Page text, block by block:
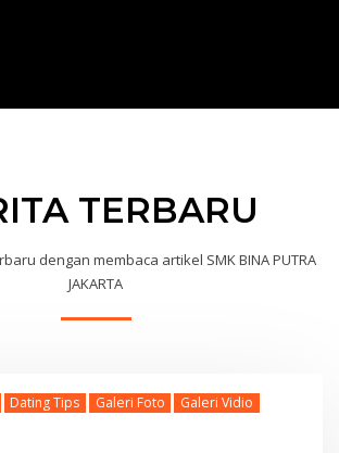
TERBARU
dengan membaca artikel SMK BINA PUTRA
JAKARTA
Dating Tips Galeri Foto
Galeri Vidio